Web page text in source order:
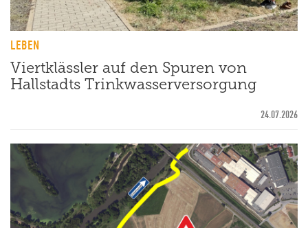
LEBEN
Viertklässler auf den Spuren von
Hallstadts Trinkwasserversorgung
24.07.2026